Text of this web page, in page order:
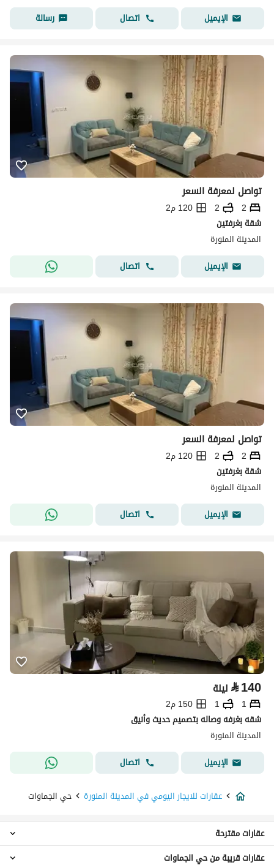
الإيميل
اتصال رسالة
تواصل لمعرفة السعر
2
2
120 م2
شقة بغرفتين
المدينة المنورة
الإيميل
اتصال
تواصل لمعرفة السعر
2
2
120 م2
شقة بغرفتين
المدينة المنورة
الإيميل
اتصال
⃁140 ليلة
1
1
150 م2
شقه بغرفه وصاله بتصميم حديث وأنيق
المدينة المنورة
الإيميل
اتصال
عقارات للايجار اليومي في المدينة المنورة حي الجماوات
عقارات 1 غرفة نوم للايجار اليومي في حي الجماوات
عقارات مقترحة
عقارات قريبة من حي الجماوات